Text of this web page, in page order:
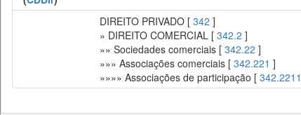
DIREITO PRIVADO [ 342 ]
» DIREITO COMERCIAL [ 342.2 ]
»» Sociedades comerciais [ 342.22 ]
»»» Associações comerciais [ 342.221 ]
»»»» Associações de participação [ 342.2211